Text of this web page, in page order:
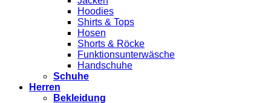
Hoodies
Shirts & Tops
Hosen
Shorts & Röcke
Funktionsunterwäsche
Handschuhe
Schuhe
Herren
Bekleidung